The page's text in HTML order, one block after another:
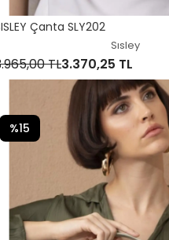
Çanta SLY202
Sısley
TL3.370,25 TL
%15